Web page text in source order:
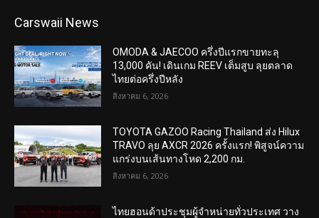
Carswaii News
OMODA & JAECOO ครึ่งปีแรกขายทะลุ
13,000 คัน! เดินเกม REEV เต็มสูบ ลุยตลาด
ไทยต่อครึ่งปีหลัง
สิงหาคม 6, 2026
TOYOTA GAZOO Racing Thailand ส่ง Hilux
TRAVO ลุย AXCR 2026 ครั้งแรก! พิสูจน์ความ
แกร่งบนเส้นทางโหด 2,200 กม.
สิงหาคม 6, 2026
ไทยฮอนด้าประชุมผู้จำหน่ายทั่วประเทศ วาง